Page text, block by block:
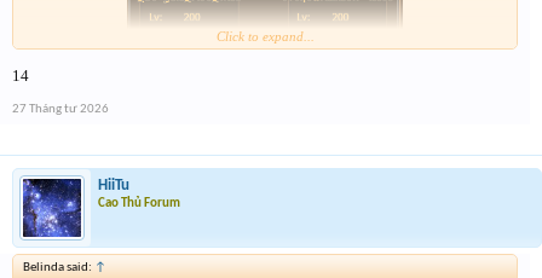
Click to expand...
14
27 Tháng tư 2026
HiiTu
Cao Thủ Forum
Belinda said: ↑